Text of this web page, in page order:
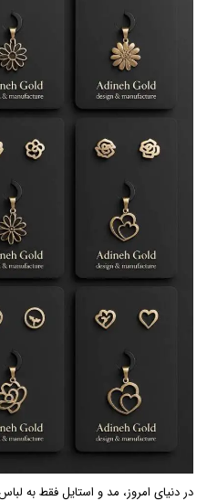
در دنیای امروز، مد و استایل فقط به